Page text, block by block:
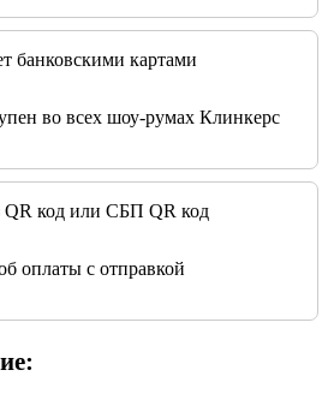
банковскими картами
во всех шоу-румах Клинкерс
QR код или СБП QR код
оплаты с отправкой